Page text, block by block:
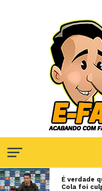
É verdade
Cola foi